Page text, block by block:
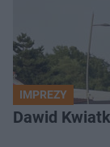
IMPREZY
Dawid